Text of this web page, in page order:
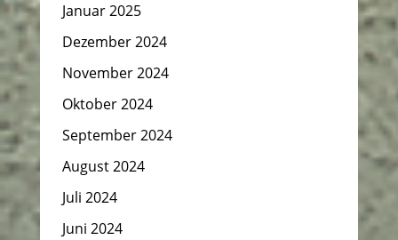
Januar 2025
Dezember 2024
November 2024
Oktober 2024
September 2024
August 2024
Juli 2024
Juni 2024